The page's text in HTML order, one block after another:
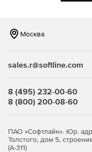
восстановлением,
надежная защита
виртуальных
администраторам
задания на
Москва
sales.r@softline.com
8 (495) 232-00-60
8 (800) 200-08-60
ПАО «Софтлайн». Юр.
Толстого, дом 5,
(А-311)